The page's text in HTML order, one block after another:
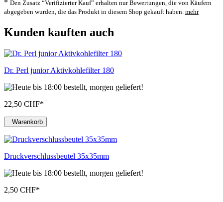
* Den Zusatz “Verifizierter Kauf” erhalten nur Bewertungen, die von Käufern
abgegeben wurden, die das Produkt in diesem Shop gekauft haben. mehr
Kunden kauften auch
Dr. Perl junior Aktivkohlefilter 180
22,50 CHF*
Warenkorb
Druckverschlussbeutel 35x35mm
2,50 CHF*